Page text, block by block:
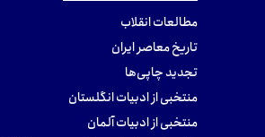
مطالعات انقلاب
تاریخ معاصر ایران
تجدید چاپی‌ها
منتخبی از ادبیات انگلستان
منتخبی از ادبیات آلمان